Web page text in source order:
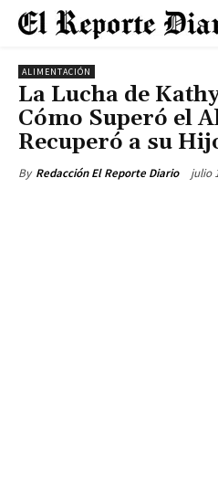
ALIMENTACIÓN
La Lucha de
Cómo Superó el
Recuperó a su
By Redacción El Reporte Diario julio